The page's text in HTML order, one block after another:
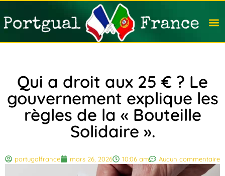
Qui a droit aux 25 € ? Le
gouvernement explique les
règles de la « Bouteille
Solidaire ».
portugalfrance mars 26, 2026 10:06 am Aucun commentaire